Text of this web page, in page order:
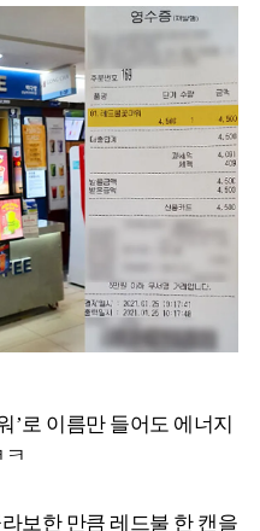
’로 이름만 들어도 에너지
보한 만큼 레드불 한 캔을